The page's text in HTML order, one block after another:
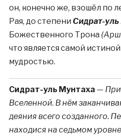
он, конечно же, взошёл по
Рая, до степени Сидрат-
Божественного Трона
что является самой
мудростью.
Сидрат-уль Мунтаха —
Вселенной. В нём
деяния всего созданного.
находися на седьмом